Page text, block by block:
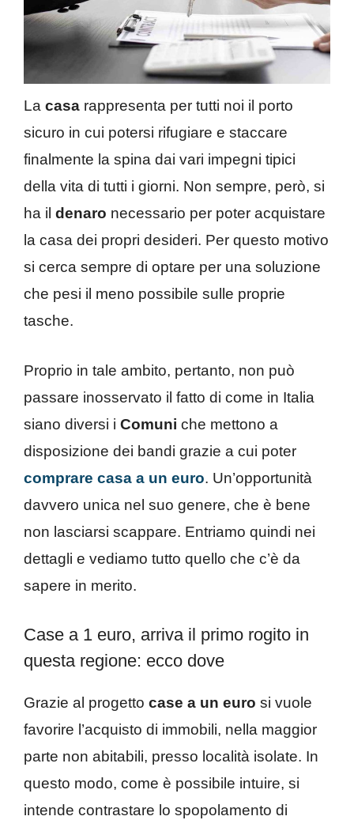
La casa rappresenta per tutti noi il porto
sicuro in cui potersi rifugiare e staccare
finalmente la spina dai vari impegni tipici
della vita di tutti i giorni. Non sempre, però, si
ha il denaro necessario per poter acquistare
la casa dei propri desideri. Per questo motivo
si cerca sempre di optare per una soluzione
che pesi il meno possibile sulle proprie
tasche.
Proprio in tale ambito, pertanto, non può
passare inosservato il fatto di come in Italia
siano diversi i Comuni che mettono a
disposizione dei bandi grazie a cui poter
comprare casa a un euro. Un’opportunità
davvero unica nel suo genere, che è bene
non lasciarsi scappare. Entriamo quindi nei
dettagli e vediamo tutto quello che c’è da
sapere in merito.
Case a 1 euro, arriva il primo rogito in
questa regione: ecco dove
Grazie al progetto case a un euro si vuole
favorire l’acquisto di immobili, nella maggior
parte non abitabili, presso località isolate. In
questo modo, come è possibile intuire, si
intende contrastare lo spopolamento di